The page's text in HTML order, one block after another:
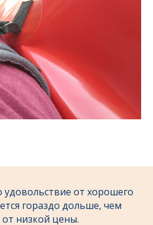
удовольствие от хорошего
гораздо дольше, чем
от низкой цены.